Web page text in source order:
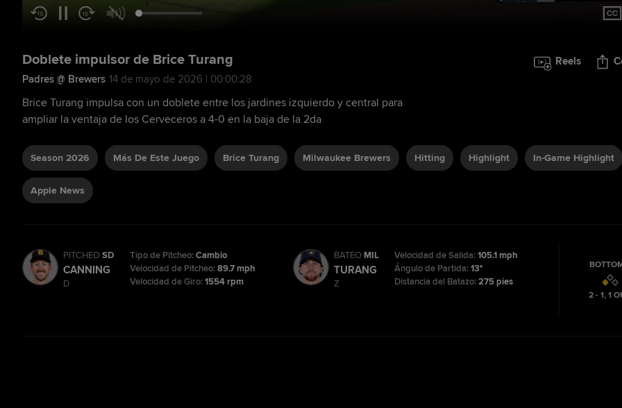
Doblete impulsor de Brice Turang
Padres @ Brewers 14 de mayo de 2026 | 00:00:28
Reels
Brice Turang impulsa con un doblete entre los jardines izquierdo y central para
ampliar la ventaja de los Cerveceros a 4-0 en la baja de la 2da
Season 2026 Más De Este Juego Brice Turang Milwaukee Brewers Hitting Highlight In-Game Highlight
Apple News
PITCHEO SD
CANNING
D
Tipo de Pitcheo:Cambio
Velocidad de Pitcheo:89.7 mph
Velocidad de Giro:1554 rpm
BATEO MIL
TURANG
Z
Velocidad de Salida:105.1 mph
Ángulo de Partida:13°
Distancia del Batazo:275 pies
2 - 1,1